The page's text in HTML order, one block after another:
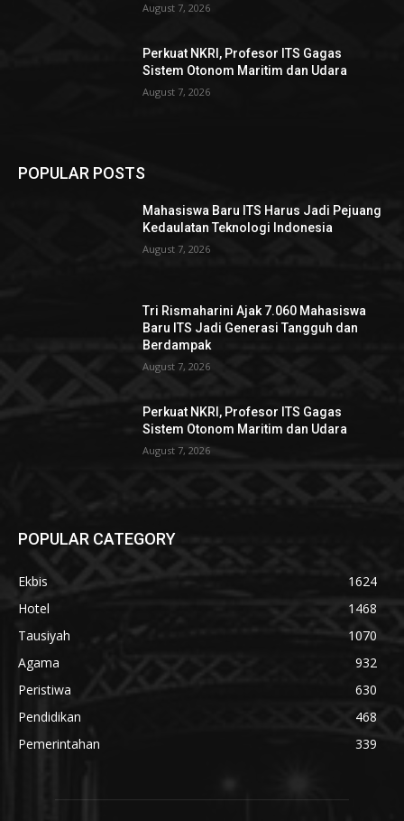
August 7, 2026
Perkuat NKRI, Profesor ITS Gagas
Sistem Otonom Maritim dan Udara
August 7, 2026
POPULAR POSTS
Mahasiswa Baru ITS Harus Jadi Pejuang
Kedaulatan Teknologi Indonesia
August 7, 2026
Tri Rismaharini Ajak 7.060 Mahasiswa
Baru ITS Jadi Generasi Tangguh dan
Berdampak
August 7, 2026
Perkuat NKRI, Profesor ITS Gagas
Sistem Otonom Maritim dan Udara
August 7, 2026
POPULAR CATEGORY
Ekbis
1624
Hotel
1468
Tausiyah
1070
Agama
932
Peristiwa
630
Pendidikan
468
Pemerintahan
339